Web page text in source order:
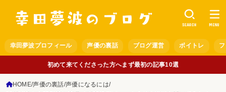
幸田夢波プロフィール 声優の裏話 ブログ運営 ボイトレ
SEARCH MENU
初めて来てくださった方へまず最初の記事10選
HOME 声優の裏話 声優になるには